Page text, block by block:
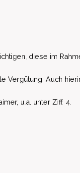
diese im
Vergütung. Auch
u.a. unter Ziff. 4.